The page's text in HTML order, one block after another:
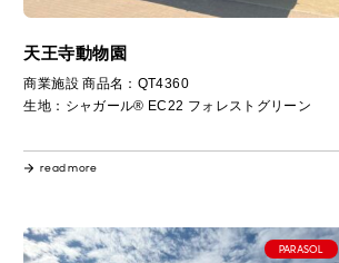
天王寺動物園
商業施設 商品名：QT4360
生地：シャガール® EC22 フォレストグリーン
read more
PARASOL